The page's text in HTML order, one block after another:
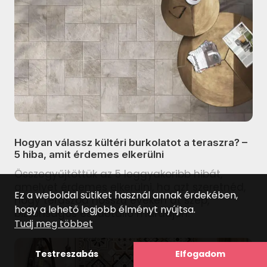
SAIME I Colori termékcsalád
TUBADZIN Albero termékcsalád
TUBADZIN Atlantic termékcsalád
TUBADZIN Barbados termékcsalád
TUBADZIN Barbora termékcsalád
TUBADZIN Calluna termékcsalád
TUBADZIN Clarity termékcsalád
TUBADZIN Entity termékcsalád
TUBADZIN Galium termékcsalád
Hogyan válassz kültéri burkolatot a teraszra? –
5 hiba, amit érdemes elkerülni
Összegyűjtöttük az 5 leggyakoribb hibát,
amelyet érdemes elkerülni, ha azt szeretnéd,
hogy teraszod hosszú éveken át szép,
biztonságos és időtálló maradjon.
Ez a weboldal sütiket használ annak érdekében,
hogy a lehető legjobb élményt nyújtsa.
Tudj meg többet
Testreszabás Elfogadom